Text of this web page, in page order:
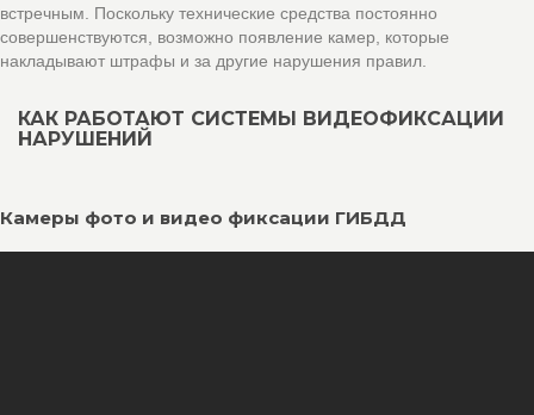
встречным. Поскольку технические средства постоянно
совершенствуются, возможно появление камер, которые
накладывают штрафы и за другие нарушения правил.
КАК РАБОТАЮТ СИСТЕМЫ ВИДЕОФИКСАЦИИ
НАРУШЕНИЙ
Камеры фото и видео фиксации ГИБДД